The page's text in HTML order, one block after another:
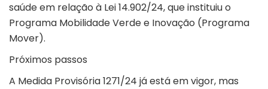
saúde em relação à Lei 14.902/24, que instituiu o
Programa Mobilidade Verde e Inovação (Programa
Mover).
Próximos passos
A Medida Provisória 1271/24 já está em vigor, mas